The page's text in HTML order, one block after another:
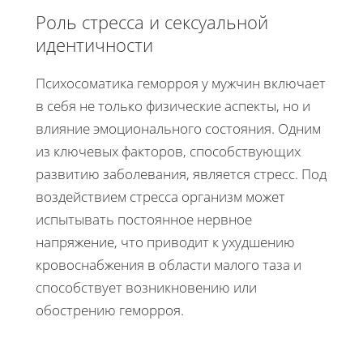
Роль стресса и сексуальной
идентичности
Психосоматика геморроя у мужчин включает
в себя не только физические аспекты, но и
влияние эмоционального состояния. Одним
из ключевых факторов, способствующих
развитию заболевания, является стресс. Под
воздействием стресса организм может
испытывать постоянное нервное
напряжение, что приводит к ухудшению
кровоснабжения в области малого таза и
способствует возникновению или
обострению геморроя.